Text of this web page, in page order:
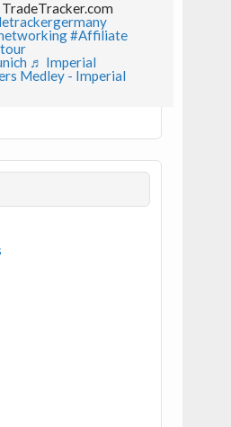
#Affiliate
♬ Imperial
Medley - Imperial